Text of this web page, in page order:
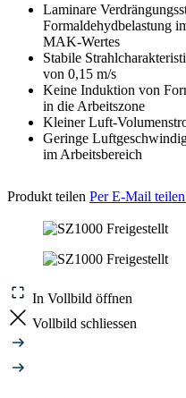
Laminare
Formaldehydbelastung
MAK-Wertes
Stabile
von 0,15 m/s
Keine Induktion von
in die Arbeitszone
Kleiner Luft-
Geringe
im Arbeitsbereich
Produkt teilen Per E-Mail teilen
In Vollbild öffnen
Vollbild schliessen